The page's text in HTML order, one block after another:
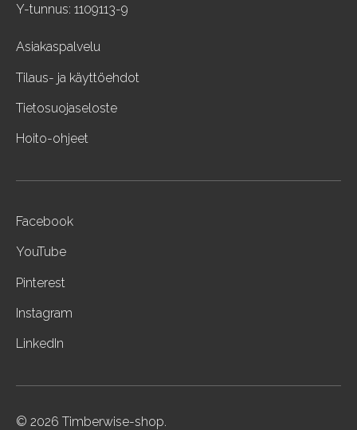
Y-tunnus: 1109113-9
Asiakaspalvelu
Tilaus- ja käyttöehdot
Tietosuojaseloste
Hoito-ohjeet
Facebook
YouTube
Pinterest
Instagram
LinkedIn
© 2026 Timberwise-shop.